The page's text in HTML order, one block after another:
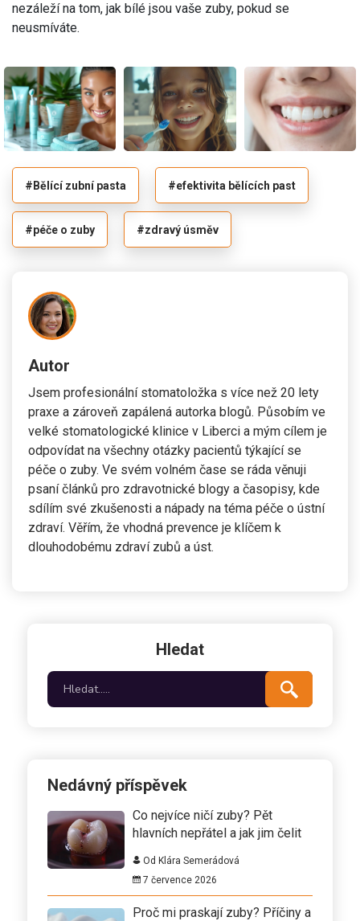
nezáleží na tom, jak bílé jsou vaše zuby, pokud se
neusmíváte.
#Bělící zubní pasta #efektivita bělících past
#péče o zuby #zdravý úsměv
Autor
Jsem profesionální stomatoložka s více než 20 lety
praxe a zároveň zapálená autorka blogů. Působím ve
velké stomatologické klinice v Liberci a mým cílem je
odpovídat na všechny otázky pacientů týkající se
péče o zuby. Ve svém volném čase se ráda věnuji
psaní článků pro zdravotnické blogy a časopisy, kde
sdílím své zkušenosti a nápady na téma péče o ústní
zdraví. Věřím, že vhodná prevence je klíčem k
dlouhodobému zdraví zubů a úst.
Hledat
Nedávný příspěvek
Co nejvíce ničí zuby? Pět
hlavních nepřátel a jak jim čelit
Od Klára Semerádová
7 července 2026
Proč mi praskají zuby? Příčiny a